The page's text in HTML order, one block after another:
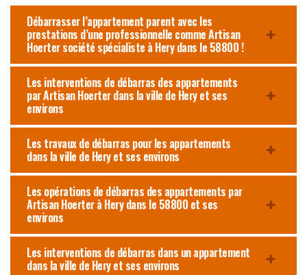
Débarrasser l’appartement parent avec les
prestations d’une professionnelle comme Artisan
Hoerter société spécialiste à Hery dans le 58800 !
Les interventions de débarras des appartements
par Artisan Hoerter dans la ville de Hery et ses
environs
Les travaux de débarras pour les appartements
dans la ville de Hery et ses environs
Les opérations de débarras des appartements par
Artisan Hoerter à Hery dans le 58800 et ses
environs
Les interventions de débarras dans un appartement
dans la ville de Hery et ses environs